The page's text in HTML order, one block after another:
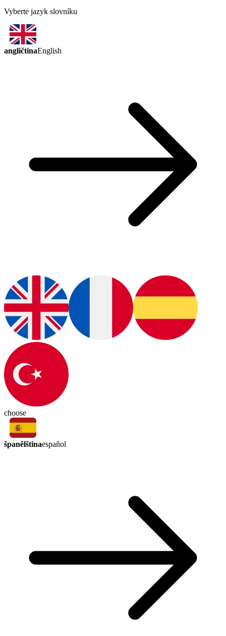
Vyberte jazyk slovníku
angličtinaEnglish
choose
španělštinaespañol